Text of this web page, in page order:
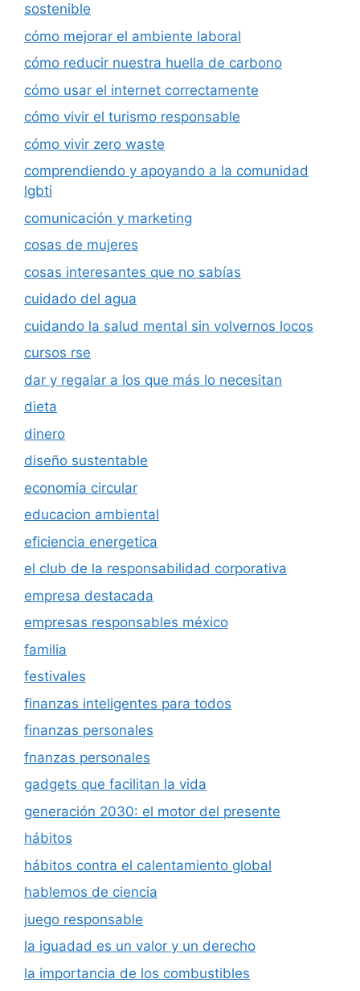
sostenible
cómo mejorar el ambiente laboral
cómo reducir nuestra huella de carbono
cómo usar el internet correctamente
cómo vivir el turismo responsable
cómo vivir zero waste
comprendiendo y apoyando a la comunidad
lgbti
comunicación y marketing
cosas de mujeres
cosas interesantes que no sabías
cuidado del agua
cuidando la salud mental sin volvernos locos
cursos rse
dar y regalar a los que más lo necesitan
dieta
dinero
diseño sustentable
economia circular
educacion ambiental
eficiencia energetica
el club de la responsabilidad corporativa
empresa destacada
empresas responsables méxico
familia
festivales
finanzas inteligentes para todos
finanzas personales
fnanzas personales
gadgets que facilitan la vida
generación 2030: el motor del presente
hábitos
hábitos contra el calentamiento global
hablemos de ciencia
juego responsable
la iguadad es un valor y un derecho
la importancia de los combustibles